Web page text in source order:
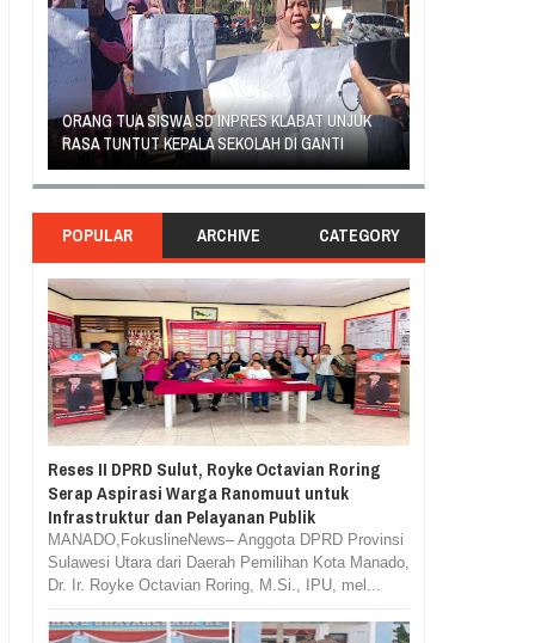
ORANG TUA SISWA SD INPRES KLABAT UNJUK
RASA TUNTUT KEPALA SEKOLAH DI GANTI
POPULAR ARCHIVE CATEGORY
Reses II DPRD Sulut, Royke Octavian Roring
Serap Aspirasi Warga Ranomuut untuk
Infrastruktur dan Pelayanan Publik
MANADO,FokuslineNews– Anggota DPRD Provinsi
Sulawesi Utara dari Daerah Pemilihan Kota Manado,
Dr. Ir. Royke Octavian Roring, M.Si., IPU, mel...